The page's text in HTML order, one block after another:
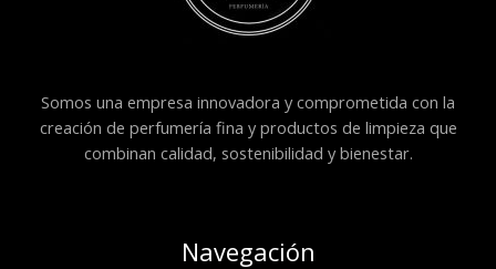
Somos una empresa innovadora y comprometida con la
creación de perfumería fina y productos de limpieza que
combinan calidad, sostenibilidad y bienestar.
Navegación